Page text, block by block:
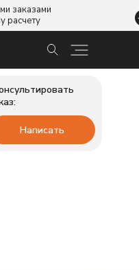
заказами
расчету
Написать